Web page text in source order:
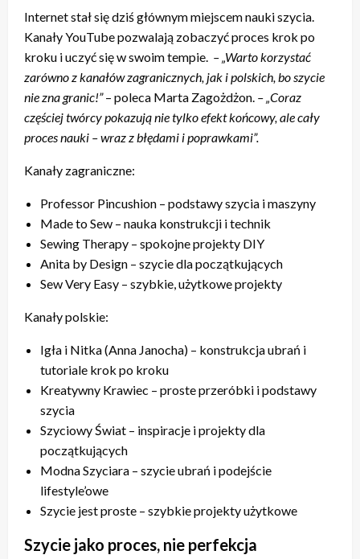
Internet stał się dziś głównym miejscem nauki szycia.
Kanały YouTube pozwalają zobaczyć proces krok po
kroku i uczyć się w swoim tempie. – „Warto korzystać
zarówno z kanałów zagranicznych, jak i polskich, bo szycie
nie zna granic!”– poleca Marta Zagożdżon. – „Coraz
częściej twórcy pokazują nie tylko efekt końcowy, ale cały
proces nauki – wraz z błędami i poprawkami”.
Kanały zagraniczne:
Professor Pincushion – podstawy szycia i maszyny
Made to Sew – nauka konstrukcji i technik
Sewing Therapy – spokojne projekty DIY
Anita by Design – szycie dla początkujących
Sew Very Easy – szybkie, użytkowe projekty
Kanały polskie:
Igła i Nitka (Anna Janocha) – konstrukcja ubrań i
tutoriale krok po kroku
Kreatywny Krawiec – proste przeróbki i podstawy
szycia
Szyciowy Świat – inspiracje i projekty dla
początkujących
Modna Szyciara – szycie ubrań i podejście
lifestyle’owe
Szycie jest proste – szybkie projekty użytkowe
Szycie jako proces, nie perfekcja